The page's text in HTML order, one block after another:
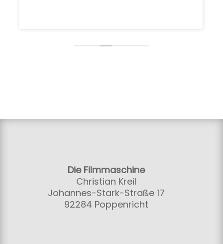
Die Filmmaschine
Christian Kreil
Johannes-Stark-Straße 17
92284 Poppenricht